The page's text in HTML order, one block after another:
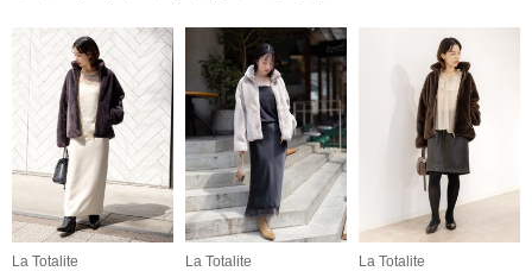
La Totalite
La Totalite
La Totalite